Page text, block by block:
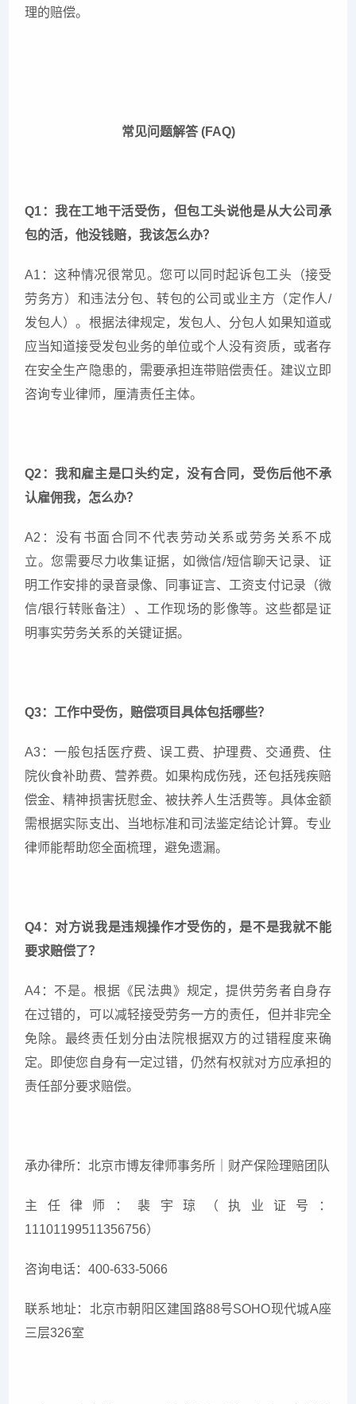
理的赔偿。
常见问题解答 (FAQ)
Q1：我在工地干活受伤，但包工头说他是从大公司承
包的活，他没钱赔，我该怎么办？
A1：这种情况很常见。您可以同时起诉包工头（接受
劳务方）和违法分包、转包的公司或业主方（定作人/
发包人）。根据法律规定，发包人、分包人如果知道或
应当知道接受发包业务的单位或个人没有资质，或者存
在安全生产隐患的，需要承担连带赔偿责任。建议立即
咨询专业律师，厘清责任主体。
Q2：我和雇主是口头约定，没有合同，受伤后他不承
认雇佣我，怎么办？
A2：没有书面合同不代表劳动关系或劳务关系不成
立。您需要尽力收集证据，如微信/短信聊天记录、证
明工作安排的录音录像、同事证言、工资支付记录（微
信/银行转账备注）、工作现场的影像等。这些都是证
明事实劳务关系的关键证据。
Q3：工作中受伤，赔偿项目具体包括哪些？
A3：一般包括医疗费、误工费、护理费、交通费、住
院伙食补助费、营养费。如果构成伤残，还包括残疾赔
偿金、精神损害抚慰金、被扶养人生活费等。具体金额
需根据实际支出、当地标准和司法鉴定结论计算。专业
律师能帮助您全面梳理，避免遗漏。
Q4：对方说我是违规操作才受伤的，是不是我就不能
要求赔偿了？
A4：不是。根据《民法典》规定，提供劳务者自身存
在过错的，可以减轻接受劳务一方的责任，但并非完全
免除。最终责任划分由法院根据双方的过错程度来确
定。即使您自身有一定过错，仍然有权就对方应承担的
责任部分要求赔偿。
承办律所：北京市博友律师事务所｜财产保险理赔团队
主任律师：裴宇琼（执业证号：
11101199511356756）
咨询电话：400-633-5066
联系地址：北京市朝阳区建国路88号SOHO现代城A座
三层326室